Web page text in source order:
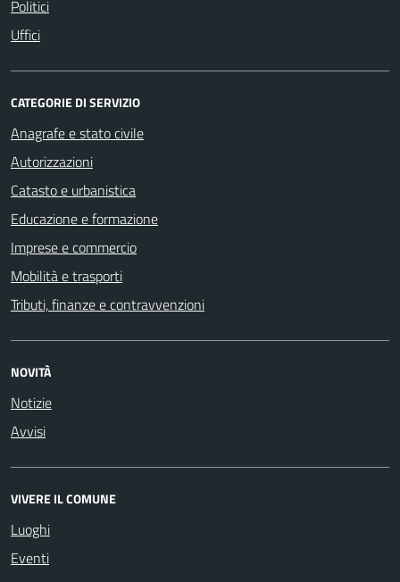
Politici
Uffici
CATEGORIE DI SERVIZIO
Anagrafe e stato civile
Autorizzazioni
Catasto e urbanistica
Educazione e formazione
Imprese e commercio
Mobilità e trasporti
Tributi, finanze e contravvenzioni
NOVITÀ
Notizie
Avvisi
VIVERE IL COMUNE
Luoghi
Eventi